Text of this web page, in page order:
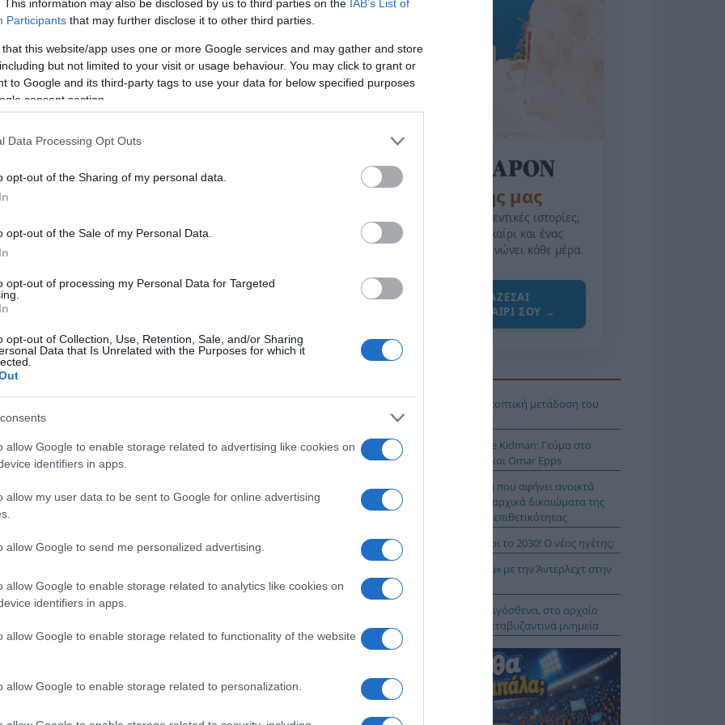
This information may also be disclosed by us to third parties on the IAB’s List of
Participants that may further disclose it to other third parties.
that this website/app uses one or more Google services and may gather and store
but not limited to your visit or usage behaviour. You may click to grant or
to Google and its third-party tags to use your data for below specified purposes
consent section.
Data Processing Opt Outs
opt-out of the Sharing of my personal data.
opt-out of the Sale of my Personal Data.
opt-out of processing my Personal Data for Targeted
opt-out of Collection, Use, Retention, Sale, and/or Sharing
Data that Is Unrelated with the Purposes for which it
allow Google to enable storage related to advertising like cookies on
identifiers in apps.
allow my user data to be sent to Google for online advertising
allow Google to send me personalized advertising.
allow Google to enable storage related to analytics like cookies on
identifiers in apps.
allow Google to enable storage related to functionality of the website
allow Google to enable storage related to personalization.
Σε μια εποχή αβεβαιότητας, σαν και αυτή την
οποία διέρχεται σήμερα η ανθρωπότητα, οι
σειρά από χώρες που είναι σημαντικές και…
ΠΟΛΙΤΙΚΗ
Η Κυβέρνηση να αναλάβει τις ευθύνες
καθαρίστριες με Συμβάσεις Αορίστου
Χρόνου και Πλήρους Απασχόλησης
Σε έναν Κλάδο που αποδεδειγμένα οι
εργαζόμενες καλύπτουν μόνιμες και διαρκείς
έργο, οι ίδιες εργάζονται σε καθεστώς
της Ζωής μας
Οι άνθρωποι, οι αυθεντικές ιστορίες,
το ελληνικό καλοκαίρι και ένας
πολιτισμός που μας ενώνει κάθε μέρα.
ΌΣΑ ΧΡΕΙΆΖΕΣΑΙ
ΓΙΑ ΤΟ ΚΑΛΟΚΑΊΡΙ ΣΟΥ →
ΠΑΟΚ – Άντερλεχτ LIVE: Η τηλεοπτική μετάδοση του
αγώνα (OPEN)
Στη Μύκονο βρίσκεται η Nicole Kidman: Γεύμα στο
Nammos μαζί με Zoe Saldaña και Omar Epps
Ρένα Δούρου: Θολή συμφωνία που αφήνει ανοικτά
ερωτήματα σχετικά με τα κυριαρχικά δικαιώματα της
Ελλάδας έναντι της τουρκικής επιθετικότητας
Ο Μιλάν Βιτάλις στην ΑΕΚ μέχρι το 2030! Ο νέος ηγέτης;
PAOK On Fire: Ψάχνει το «μπαμ» με την Άντερλεχτ στην
Τούμπα!
Λίνα Μενδώνη: Αυτοψία στα Αιγόσθενα, στο αρχαίο
φρούριο, στα βυζαντινά και μεταβυζαντινά μνημεία